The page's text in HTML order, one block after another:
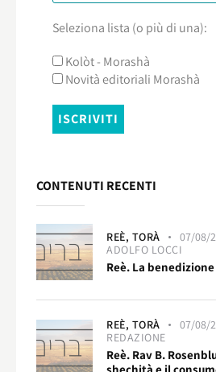
Seleziona lista (o più di una):
Kolòt - Morashà
Novità editoriali Morashà
CONTENUTI RECENTI
REÈ, TORÀ 07/08/
ADOLFO LOCCI
Reè. La
REÈ, TORÀ 07/08/
REDAZIONE
Reè. Rav B.